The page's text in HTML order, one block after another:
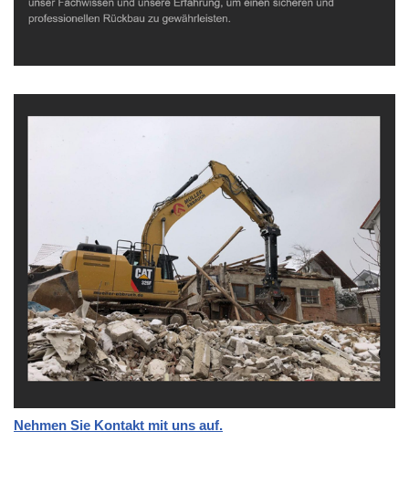
Nehmen Sie Kontakt mit uns auf.